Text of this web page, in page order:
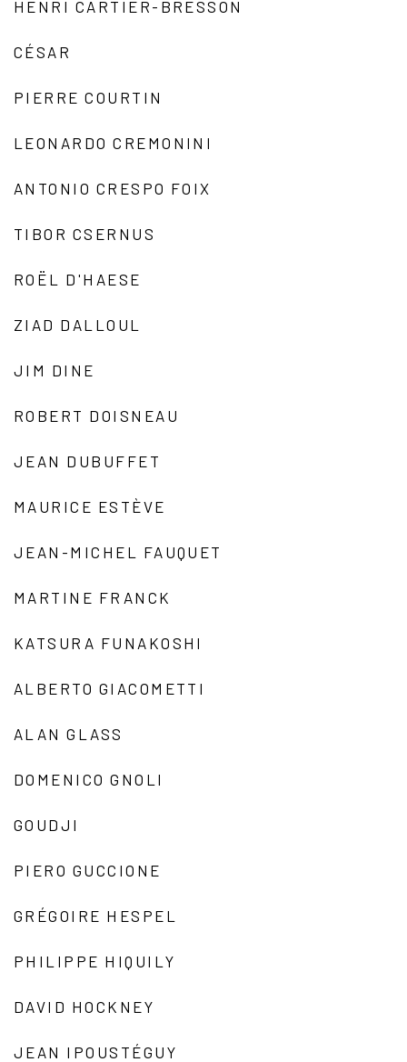
HENRI CARTIER-BRESSON
CÉSAR
PIERRE COURTIN
LEONARDO CREMONINI
ANTONIO CRESPO FOIX
TIBOR CSERNUS
ROËL D'HAESE
ZIAD DALLOUL
JIM DINE
ROBERT DOISNEAU
JEAN DUBUFFET
MAURICE ESTÈVE
JEAN-MICHEL FAUQUET
MARTINE FRANCK
KATSURA FUNAKOSHI
ALBERTO GIACOMETTI
ALAN GLASS
DOMENICO GNOLI
GOUDJI
PIERO GUCCIONE
GRÉGOIRE HESPEL
PHILIPPE HIQUILY
DAVID HOCKNEY
JEAN IPOUSTÉGUY